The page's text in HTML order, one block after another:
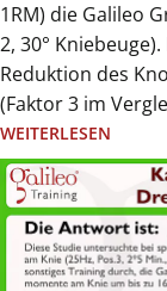
1RM) die Galileo
2, 30°
Reduktion des
(Faktor 3 im
WEITERLESEN